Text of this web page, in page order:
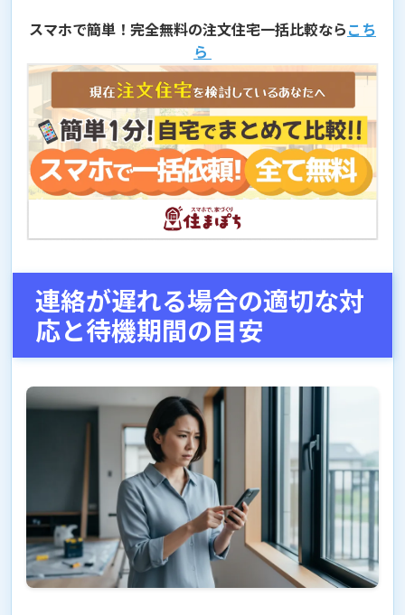
スマホで簡単！完全無料の注文住宅一括比較ならこち
ら
連絡が遅れる場合の適切な対
応と待機期間の目安